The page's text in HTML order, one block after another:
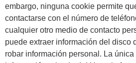
embargo, ninguna cookie permite
contactarse con el número de
cualquier otro medio de contacto
puede extraer información del disco
robar información personal. La